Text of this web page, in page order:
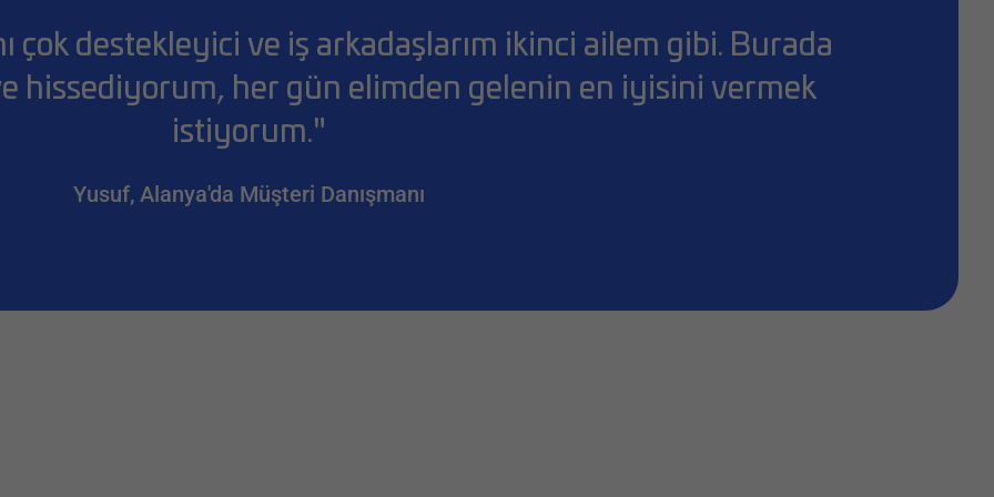
çok destekleyici ve iş arkadaşlarım ikinci ailem gibi. Burada
hissediyorum, her gün elimden gelenin en iyisini vermek
istiyorum."
Yusuf, Alanya'da Müşteri Danışmanı